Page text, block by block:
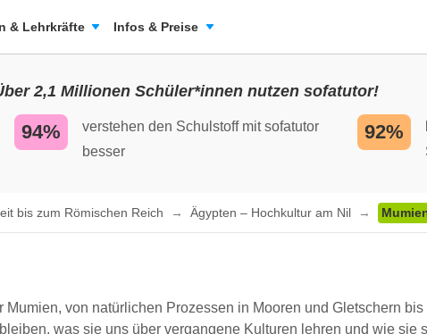
& Lehrkräfte Infos & Preise
2,1 Millionen Schüler*innen nutzen sofatutor!
94%
verstehen den Schulstoff mit sofatutor
besser
92%
bis zum Römischen Reich Ägypten – Hochkultur am Nil
von natürlichen Prozessen in Mooren und Gletschern
was sie uns über vergangene Kulturen lehren und wie sie